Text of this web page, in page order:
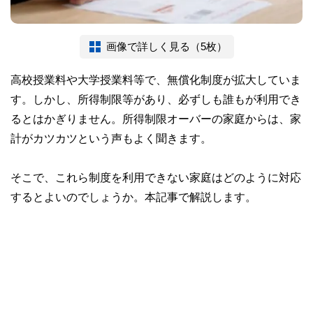
画像で詳しく見る（5枚）
高校授業料や大学授業料等で、無償化制度が拡大していま
す。しかし、所得制限等があり、必ずしも誰もが利用でき
るとはかぎりません。所得制限オーバーの家庭からは、家
計がカツカツという声もよく聞きます。
そこで、これら制度を利用できない家庭はどのように対応
するとよいのでしょうか。本記事で解説します。